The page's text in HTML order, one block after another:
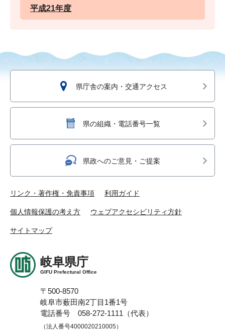
平成21年度
県庁舎の案内・交通アクセス
県の組織・電話番号一覧
県政へのご意見・ご提案
リンク・著作権・免責事項 利用ガイド
個人情報保護の考え方 ウェブアクセシビリティ方針
サイトマップ
岐阜県庁
GIFU Prefectural Office
〒500-8570
岐阜市薮田南2丁目1番1号
電話番号 058-272-1111（代表）
（法人番号4000020210005）